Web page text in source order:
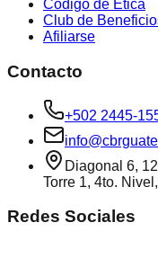
Código de Ética
Club de
Afiliarse
Contacto
+502 2445-
Diagonal 6,
Torre 1, 4to.
Redes Sociales